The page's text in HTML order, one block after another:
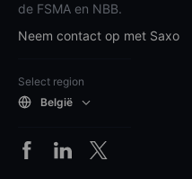
de FSMA en NBB.
Neem contact op met Saxo
Select region
België